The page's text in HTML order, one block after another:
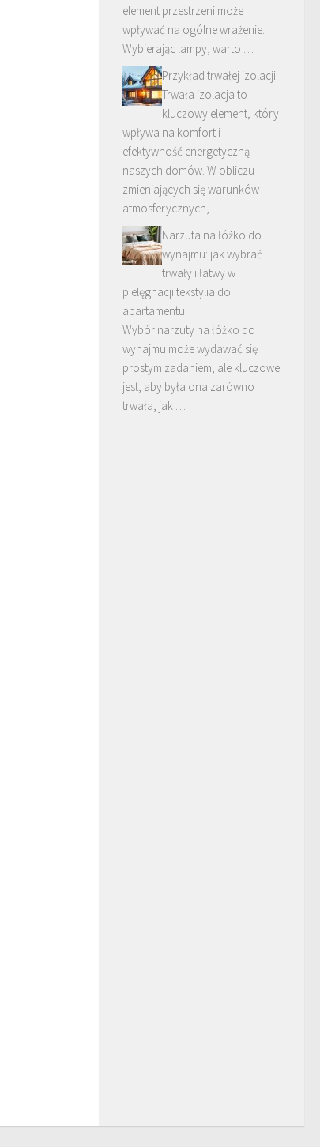
element przestrzeni może
wpływać na ogólne wrażenie.
Wybierając lampy, warto …
Przykład trwałej izolacji
Trwała izolacja to
kluczowy element, który
wpływa na komfort i
efektywność energetyczną
naszych domów. W obliczu
zmieniających się warunków
atmosferycznych, …
Narzuta na łóżko do
wynajmu: jak wybrać
trwały i łatwy w
pielęgnacji tekstylia do
apartamentu
Wybór narzuty na łóżko do
wynajmu może wydawać się
prostym zadaniem, ale kluczowe
jest, aby była ona zarówno
trwała, jak …